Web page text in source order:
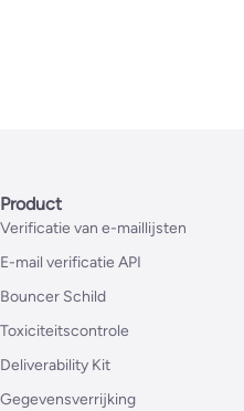
Product
Verificatie van e-maillijsten
E-mail verificatie API
Bouncer Schild
Toxiciteitscontrole
Deliverability Kit
Gegevensverrijking